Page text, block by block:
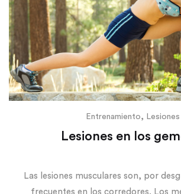
Entrenamiento, Lesiones
Lesiones en los
Las lesiones musculares son, por
frecuentes en los corredores. Los